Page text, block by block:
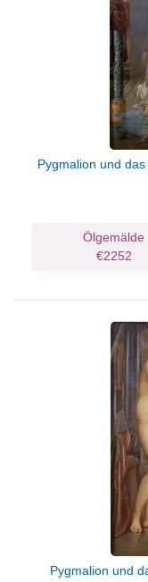
Pygmalion und
Ölgemälde
€2252
Pygmalion und